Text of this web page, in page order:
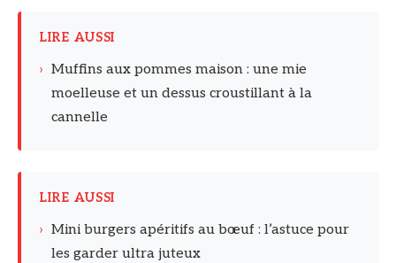
LIRE AUSSI
› Muffins aux pommes maison : une mie
moelleuse et un dessus croustillant à la
cannelle
LIRE AUSSI
› Mini burgers apéritifs au bœuf : l’astuce pour
les garder ultra juteux